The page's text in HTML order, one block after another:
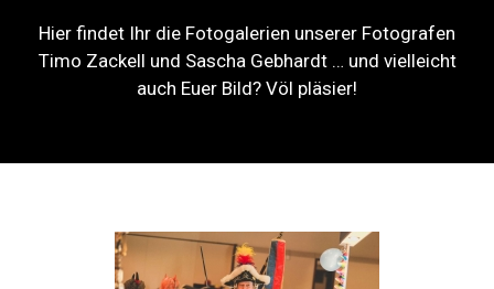
Hier findet Ihr die Fotogalerien unserer Fotografen
Timo Zackell und Sascha Gebhardt … und vielleicht
auch Euer Bild? Völ pläsier!